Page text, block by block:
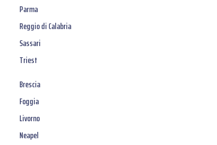
Parma
Reggio di Calabria
Sassari
Triest
Brescia
Foggia
Livorno
Neapel